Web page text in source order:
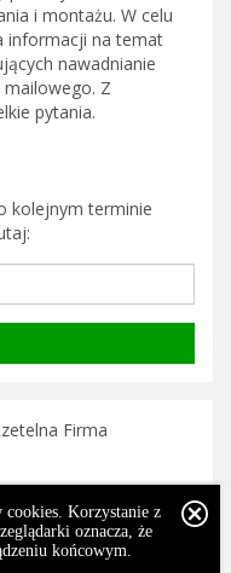
i montażu. W celu
informacji na temat
nawadnianie
Z
pytania.
kolejnym terminie
Firma
Korzystanie z
oznacza, że
końcowym.